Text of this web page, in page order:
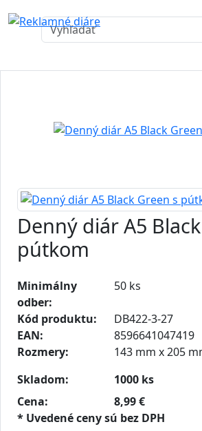
Denný diár A5
pútkom
Minimálny
odber:
50 ks
Kód produktu:
DB422-3-27
EAN:
8596641047419
Rozmery:
143 mm x 205
Skladom:
1000 ks
Cena:
8,99 €
* Uvedené ceny sú bez DPH